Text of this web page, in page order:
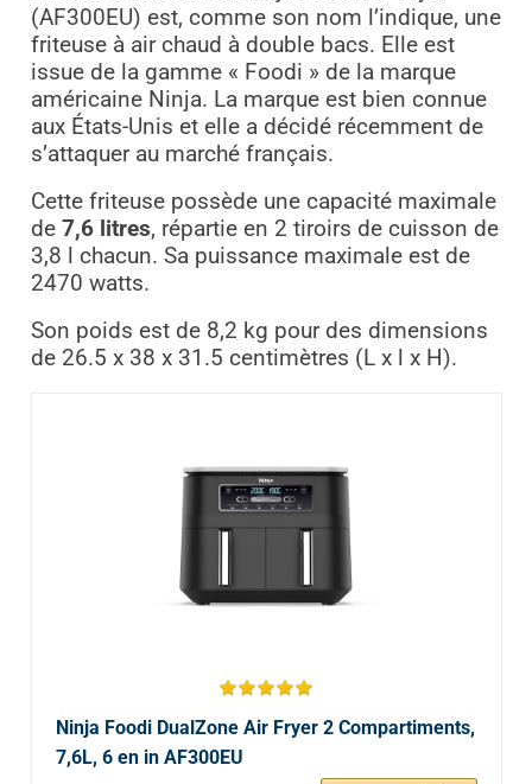
(AF300EU) est, comme son nom l’indique, une
friteuse à air chaud à double bacs. Elle est
issue de la gamme « Foodi » de la marque
américaine Ninja. La marque est bien connue
aux États-Unis et elle a décidé récemment de
s’attaquer au marché français.
Cette friteuse possède une capacité maximale
de7,6 litres, répartie en 2 tiroirs de cuisson de
3,8 l chacun. Sa puissance maximale est de
2470 watts.
Son poids est de 8,2 kg pour des dimensions
de 26.5 x 38 x 31.5 centimètres (L x l x H).
Ninja Foodi DualZone Air Fryer 2 Compartiments,
7,6L, 6 en in AF300EU